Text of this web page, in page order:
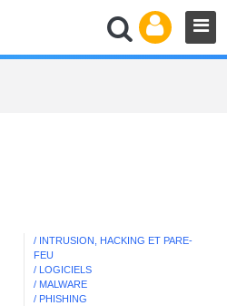
/ INTRUSION, HACKING ET PARE-
FEU
/ LOGICIELS
/ MALWARE
/ PHISHING